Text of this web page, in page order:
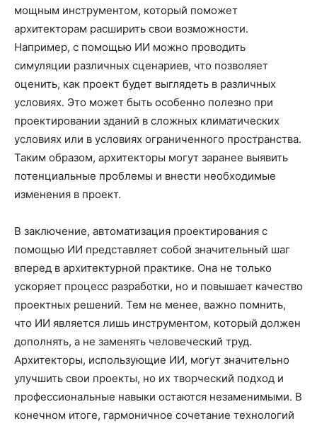
мощным инструментом, который поможет
архитекторам расширить свои возможности.
Например, с помощью ИИ можно проводить
симуляции различных сценариев, что позволяет
оценить, как проект будет выглядеть в различных
условиях. Это может быть особенно полезно при
проектировании зданий в сложных климатических
условиях или в условиях ограниченного пространства.
Таким образом, архитекторы могут заранее выявить
потенциальные проблемы и внести необходимые
изменения в проект.
В заключение, автоматизация проектирования с
помощью ИИ представляет собой значительный шаг
вперед в архитектурной практике. Она не только
ускоряет процесс разработки, но и повышает качество
проектных решений. Тем не менее, важно помнить,
что ИИ является лишь инструментом, который должен
дополнять, а не заменять человеческий труд.
Архитекторы, использующие ИИ, могут значительно
улучшить свои проекты, но их творческий подход и
профессиональные навыки остаются незаменимыми. В
конечном итоге, гармоничное сочетание технологий